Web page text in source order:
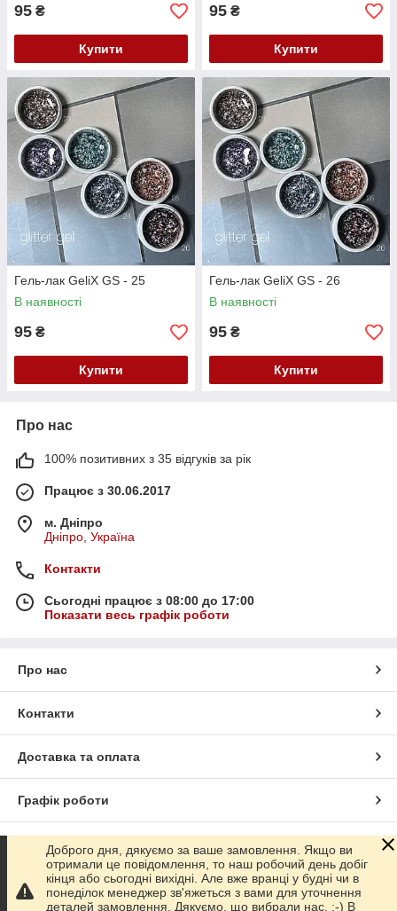
95 ₴
Купити
95 ₴
Купити
Гель-лак GeliX GS - 25
В наявності
95 ₴
Купити
Гель-лак GeliX GS - 26
В наявності
95 ₴
Купити
Про нас
100% позитивних з 35 відгуків за рік
Працює з 30.06.2017
м. Дніпро
Дніпро, Україна
Контакти
Сьогодні працює з 08:00 до 17:00
Показати весь графік роботи
Про нас
Контакти
Доставка та оплата
Графік роботи
Повна версія сайту
Сайт створено на маркетплейсіProm.ua
Доброго дня, дякуємо за ваше замовлення. Якщо ви
отримали це повідомлення, то наш робочий день добіг
кінця або сьогодні вихідні. Але вже вранці у будні чи в
понеділок менеджер зв'яжеться з вами для уточнення
деталей замовлення. Дякуємо, що вибрали нас. :-) В